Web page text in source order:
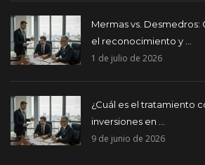
Mermas vs. Desmedros:
el reconocimiento y ...
1 de julio de 2026
¿Cuál es el tratamiento
inversiones en ...
9 de junio de 2026